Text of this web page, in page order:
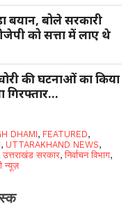
बयान, बोले सरकारी
को सत्ता में लाए थे
की घटनाओं का किया
DHAMI, FEATURED,
, UTTARAKHAND NEWS,
उत्तराखंड सरकार,निर्वाचन विभाग,
न्यूज़